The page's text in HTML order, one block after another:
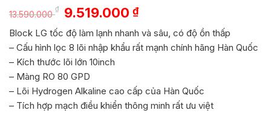
13.590.000
₫
Giá
gốc
là:
13.590.000 ₫.
9.519.000₫Giá
hiện
tại
là:
Block LG tốc độ làm lạnh nhanh và sâu, có độ ồn thấp
– Cấu hình lọc 8 lõi nhập khẩu rất mạnh chính hãng Hàn Quốc
– Kích thước lõi lớn 10inch
– Màng RO 80 GPD
– Lõi Hydrogen Alkaline cao cấp của Hàn Quốc
– Tích hợp mạch điều khiển thông minh rất ưu việt